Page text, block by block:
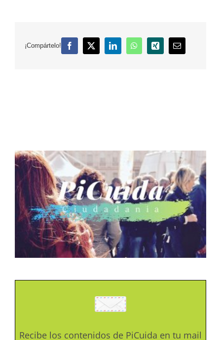
¡Compártelo! Facebook
X LinkedInWhatsApp
Xing
Correo
electrónico
Recibe los contenidos de PiCuida en tu mail